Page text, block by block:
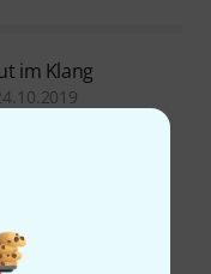
im Klang
von
sich gut, klingen